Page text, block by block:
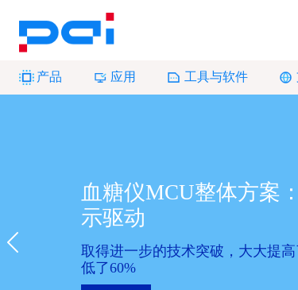
产品 应用 工具与软件
血糖仪MCU整体方案
示驱动
取得进一步的技术突破，大大提
低了60%
Previous